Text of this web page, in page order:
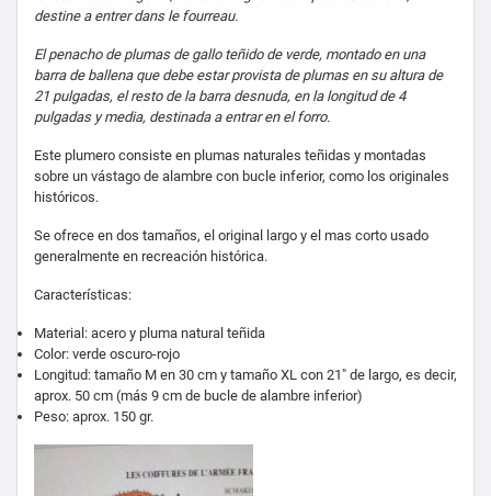
destine a entrer dans le fourreau.
El penacho de plumas de gallo teñido de verde, montado en una
barra de ballena que debe estar provista de plumas en su altura de
21 pulgadas, el resto de la barra desnuda, en la longitud de 4
pulgadas y media, destinada a entrar en elforro.
Este plumero consiste en plumas naturales teñidas y montadas
sobre un vástago de alambre con bucle inferior, como los originales
históricos.
Se ofrece en dos tamaños, el original largo y el mas corto usado
generalmente en recreación histórica.
Características:
Material: acero y pluma natural teñida
Color: verde oscuro-rojo
Longitud: tamaño M en 30 cm y tamaño XL con 21" de largo, es decir,
aprox. 50 cm (más 9 cm de bucle de alambre inferior)
Peso: aprox. 150 gr.